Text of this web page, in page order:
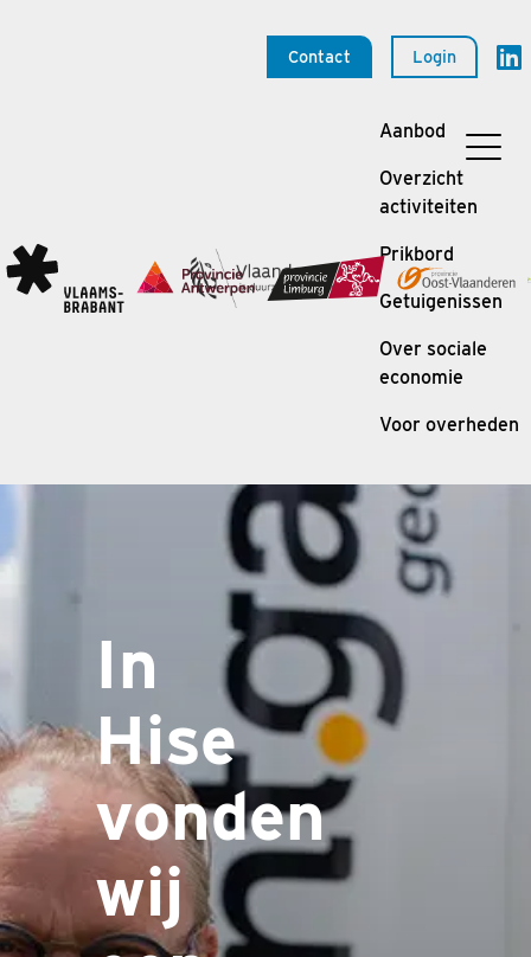
Contact Login
Aanbod
Overzicht
activiteiten
Prikbord
Getuigenissen
Over sociale
economie
Voor overheden
In
Hise
vonden
wij